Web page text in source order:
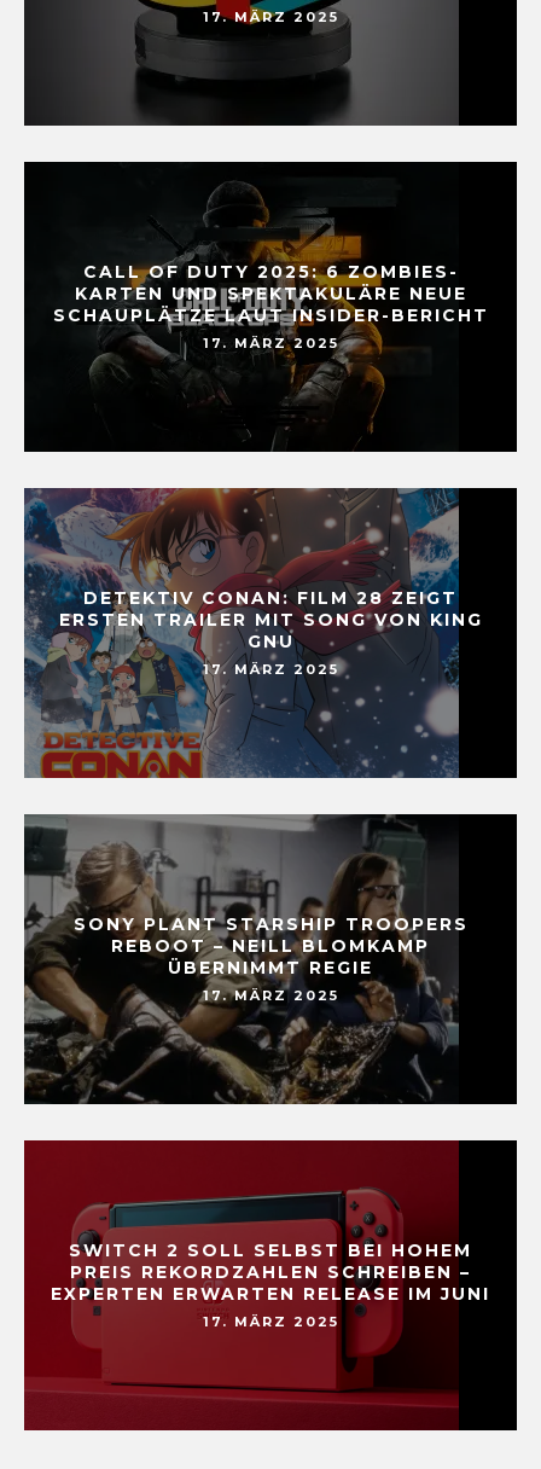
17. MÄRZ 2025
CALL OF DUTY 2025: 6 ZOMBIES-
KARTEN UND SPEKTAKULÄRE NEUE
SCHAUPLÄTZE LAUT INSIDER-BERICHT
17. MÄRZ 2025
DETEKTIV CONAN: FILM 28 ZEIGT
ERSTEN TRAILER MIT SONG VON KING
GNU
17. MÄRZ 2025
SONY PLANT STARSHIP TROOPERS
REBOOT – NEILL BLOMKAMP
ÜBERNIMMT REGIE
17. MÄRZ 2025
SWITCH 2 SOLL SELBST BEI HOHEM
PREIS REKORDZAHLEN SCHREIBEN –
EXPERTEN ERWARTEN RELEASE IM JUNI
17. MÄRZ 2025